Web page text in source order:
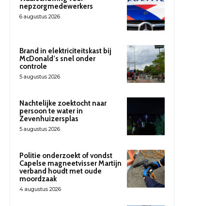
nepzorgmedewerkers
6 augustus 2026
Brand in elektriciteitskast bij
McDonald’s snel onder
controle
5 augustus 2026
Nachtelijke zoektocht naar
persoon te water in
Zevenhuizersplas
5 augustus 2026
Politie onderzoekt of vondst
Capelse magneetvisser Martijn
verband houdt met oude
moordzaak
4 augustus 2026